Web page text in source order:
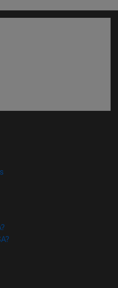
ventana)
(abre en nueva ventana)
en nueva ventana)